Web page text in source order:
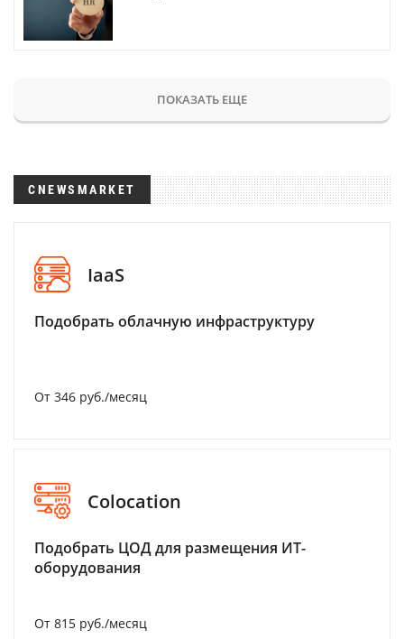
ПОКАЗАТЬ ЕЩЕ
CNEWSMARKET
IaaS
Подобрать облачную инфраструктуру
От 346 руб./месяц
Colocation
Подобрать ЦОД для размещения ИТ-
оборудования
От 815 руб./месяц